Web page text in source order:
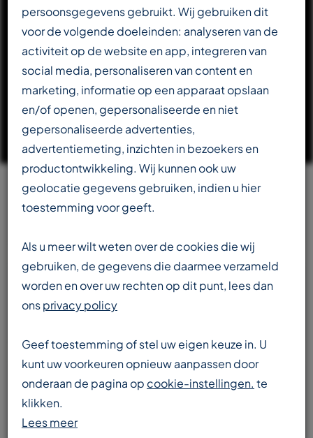
LEES VERDER OVER T-REX
Team
beschikbaar in meerdere talen
Enorme voorraad
transportbanden en componenten
Snelle levering
persoonsgegevens gebruikt. Wij gebruiken dit
voor de volgende doeleinden: analyseren van de
activiteit op de website en app, integreren van
social media, personaliseren van content en
marketing, informatie op een apparaat opslaan
en/of openen, gepersonaliseerde en niet
gepersonaliseerde advertenties,
advertentiemeting, inzichten in bezoekers en
productontwikkeling. Wij kunnen ook uw
geolocatie gegevens gebruiken, indien u hier
toestemming voor geeft.
Als u meer wilt weten over de cookies die wij
gebruiken, de gegevens die daarmee verzameld
worden en over uw rechten op dit punt, lees dan
onsprivacy policy
Geef toestemming of stel uw eigen keuze in. U
kunt uw voorkeuren opnieuw aanpassen door
onderaan de pagina op cookie-instellingen. te
klikken.
Lees meer